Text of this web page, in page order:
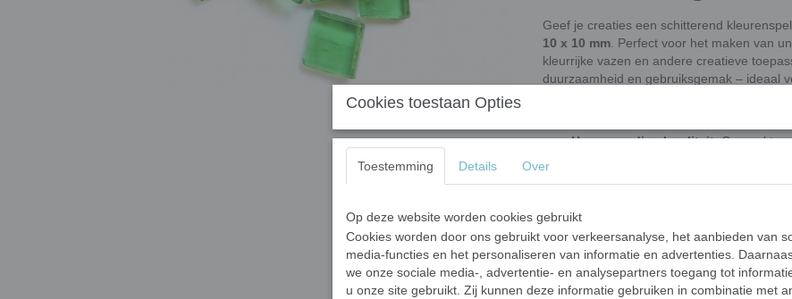
Geef je creaties een schitterend
10 x 10 mm . Perfect voor het maken van
kleurrijke vazen en andere creatieve
duurzaamheid en gebruiksgemak – ideaal
Waarom kiezen voor
Hoogwaardige kwaliteit: Gemaakt
: De
waardoor je volledige ontwerpvrijheid
Dubbel vlak oppervlak
: Plat aan
lichtdoorlating.
Cookies toestaan Opties
Toestemming Details Over
Op deze website worden cookies gebruikt
Cookies worden door ons gebruikt voor verkeersanalyse, het aanbieden van
media-functies en het personaliseren van informatie en advertenties.
we onze sociale media-, advertentie- en analysepartners toegang tot
u onze site gebruikt. Zij kunnen deze informatie gebruiken in combinatie met